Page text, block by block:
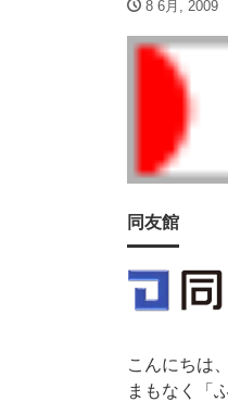
8 6月, 2009
同友館
こんにちは
まもなく「